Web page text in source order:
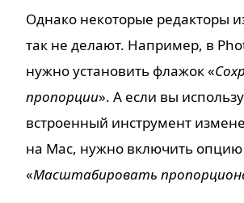
Однако некоторые редакторы
так не делают. Например, в
нужно установить флажок «
пропорции». А если вы
встроенный инструмент
на Mac, нужно включить опцию
«Масштабировать